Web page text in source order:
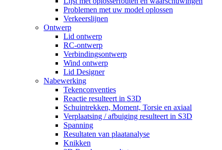
Problemen met uw model oplossen
Verkeerslijnen
Ontwerp
Lid ontwerp
RC-ontwerp
Verbindingsontwerp
Wind ontwerp
Lid Designer
Nabewerking
Tekenconventies
Reactie resulteert in S3D
Schuintrekken, Moment, Torsie en axiaal
Verplaatsing / afbuiging resulteert in S3D
Spanning
Resultaten van plaatanalyse
Knikken